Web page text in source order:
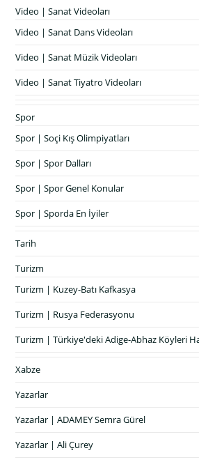
Video | Sanat Videoları
Video | Sanat Dans Videoları
Video | Sanat Müzik Videoları
Video | Sanat Tiyatro Videoları
Spor
Spor | Soçi Kış Olimpiyatları
Spor | Spor Dalları
Spor | Spor Genel Konular
Spor | Sporda En İyiler
Tarih
Turizm
Turizm | Kuzey-Batı Kafkasya
Turizm | Rusya Federasyonu
Turizm | Türkiye'deki Adige-Abhaz Köyleri
Xabze
Yazarlar
Yazarlar | ADAMEY Semra Gürel
Yazarlar | Ali Çurey